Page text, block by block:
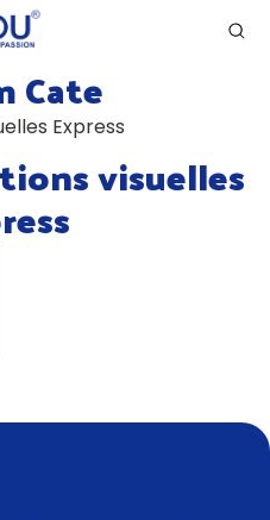
Cate
Express
visuelles